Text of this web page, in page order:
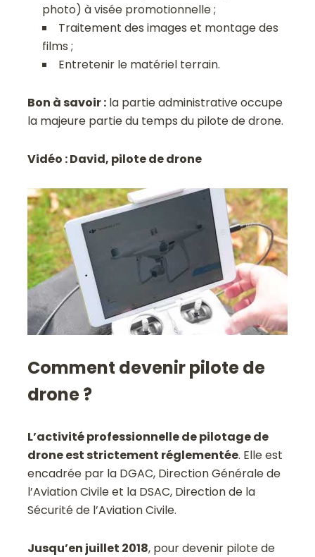
photo) à visée promotionnelle ;
Traitement des images et montage des
films ;
Entretenir le matériel terrain.
Bon à savoir : la partie administrative occupe
la majeure partie du temps du pilote de drone.
Vidéo : David, pilote de drone
Comment devenir pilote de
drone ?
L’activité professionnelle de pilotage de
drone est strictement réglementée. Elle est
encadrée par la DGAC, Direction Générale de
l’Aviation Civile et la DSAC, Direction de la
Sécurité de l’Aviation Civile.
Jusqu’en juillet 2018, pour devenir pilote de